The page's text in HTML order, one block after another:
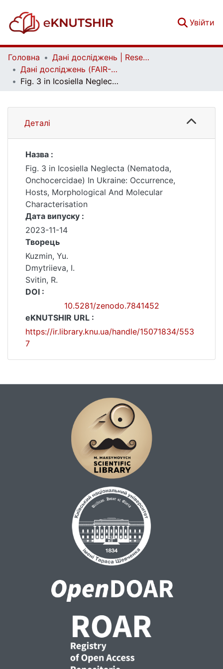
Увійти
Головна
Дані досліджень | Research data
Дані досліджень (FAIR-дані) | Research data (FAIR data)
Fig. 3 in Icosiella Neglecta (Nematoda, Onchocercidae) In Ukraine: Occurrence, Hosts, Morphological And Molecular Characterisation
Деталі
Назва :
Fig. 3 in Icosiella Neglecta (Nematoda,
Onchocercidae) In Ukraine: Occurrence,
Hosts, Morphological And Molecular
Characterisation
Дата випуску :
2023-11-14
Творець
Kuzmin, Yu.
Dmytriieva, I.
Svitin, R.
DOI :
10.5281/zenodo.7841452
eKNUTSHIR URL :
https://ir.library.knu.ua/handle/15071834/553
7